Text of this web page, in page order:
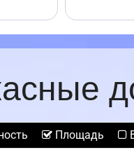
Площадь